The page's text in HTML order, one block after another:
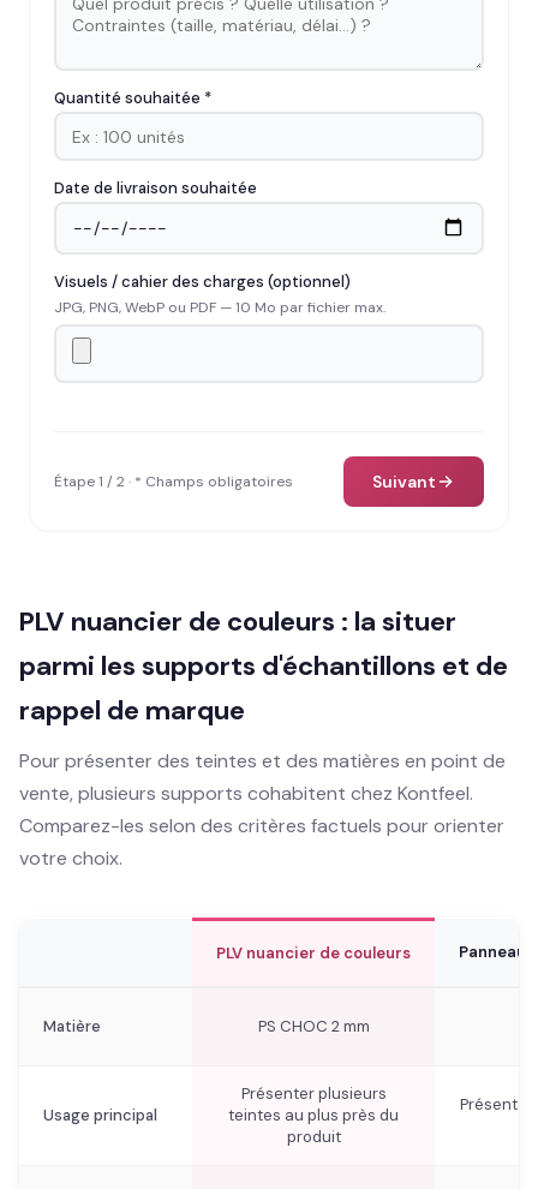
Quantité souhaitée *
Date de livraison souhaitée
Visuels / cahier des charges (optionnel)
JPG, PNG, WebP ou PDF — 10 Mo par fichier max.
Étape 1 / 2 · * Champs obligatoires Suivant
PLV nuancier de couleurs : la situer
parmi les supports d'échantillons et de
rappel de marque
Pour présenter des teintes et des matières en point de
vente, plusieurs supports cohabitent chez Kontfeel.
Comparez-les selon des critères factuels pour orienter
votre choix.
PLV nuancier de couleurs Panneau
Matière PS CHOC 2 mm
Usage principal
Présenter plusieurs
teintes au plus près du
produit